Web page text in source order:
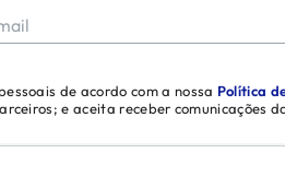
de acordo com a nossa Política
e aceita receber comunicações